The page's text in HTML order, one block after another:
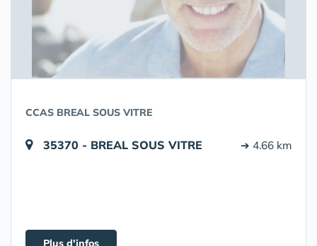
CCAS BREAL SOUS VITRE
35370 - BREAL SOUS VITRE ➔ 4.66 km
Plus d'infos